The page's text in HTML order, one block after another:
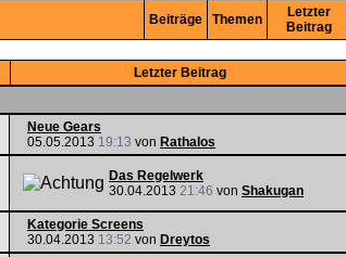
Beiträge Themen
Letzter
Beitrag
Letzter Beitrag
Neue Gears
05.05.2013 19:13 von Rathalos
Das Regelwerk
30.04.2013 21:46 von Shakugan
Kategorie Screens
30.04.2013 13:52 von Dreytos